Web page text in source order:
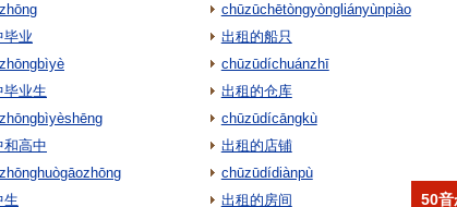
毕业
毕业生
和高中
生
chūzūchētòngyòngliányùnpiào
出租的船只
chūzūdíchuánzhī
出租的仓库
chūzūdícāngkù
出租的店铺
chūzūdídiànpù
出租的房间
50音